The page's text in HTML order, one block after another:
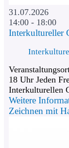
31.07.2026
14:00 - 18:00
Interkultureller
18 Uhr Jeden
Interkulturellen
Weitere
Zeichnen mit